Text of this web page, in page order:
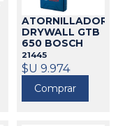
ATORNILLADOR
DRYWALL GTB
650 BOSCH
21445
$U 9.974
Comprar